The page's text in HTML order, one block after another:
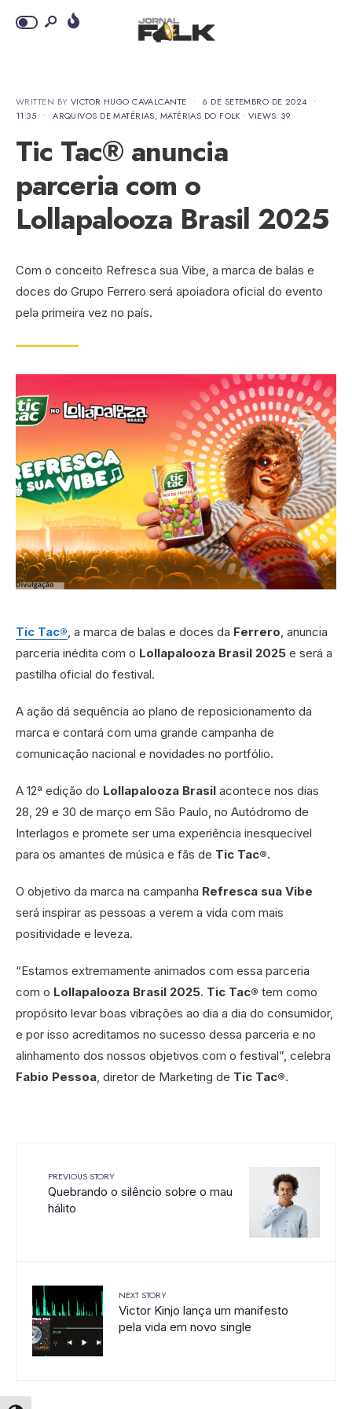
WRITTEN BY VICTOR HUGO CAVALCANTE • 6 DE SETEMBRO DE 2024 •
11:35 • ARQUIVOS DE MATÉRIAS, MATÉRIAS DO FOLK •VIEWS: 39
Tic Tac® anuncia
parceria com o
Lollapalooza Brasil 2025
Com o conceito Refresca sua Vibe, a marca de balas e
doces do Grupo Ferrero será apoiadora oficial do evento
pela primeira vez no país.
Tic Tac® , a marca de balas e doces da Ferrero , anuncia
parceria inédita com o Lollapalooza Brasil 2025 e será a
pastilha oficial do festival.
A ação dá sequência ao plano de reposicionamento da
marca e contará com uma grande campanha de
comunicação nacional e novidades no portfólio.
A 12ª edição do Lollapalooza Brasil acontece nos dias
28, 29 e 30 de março em São Paulo, no Autódromo de
Interlagos e promete ser uma experiência inesquecível
para os amantes de música e fãs de Tic Tac®.
O objetivo da marca na campanha Refresca sua Vibe
será inspirar as pessoas a verem a vida com mais
positividade e leveza.
“Estamos extremamente animados com essa parceria
com o Lollapalooza Brasil 2025. Tic Tac® tem como
propósito levar boas vibrações ao dia a dia do consumidor,
e por isso acreditamos no sucesso dessa parceria e no
alinhamento dos nossos objetivos com o festival”, celebra
Fabio Pessoa , diretor de Marketing de Tic Tac®.
PREVIOUS STORY
Quebrando o silêncio sobre o mau
hálito
NEXT STORY
Victor Kinjo lança um manifesto
pela vida em novo single